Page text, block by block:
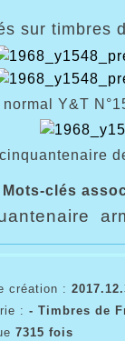
sur timbres
normal Y&T
Mots-clés
création :
: - Timbres de
7315 fois